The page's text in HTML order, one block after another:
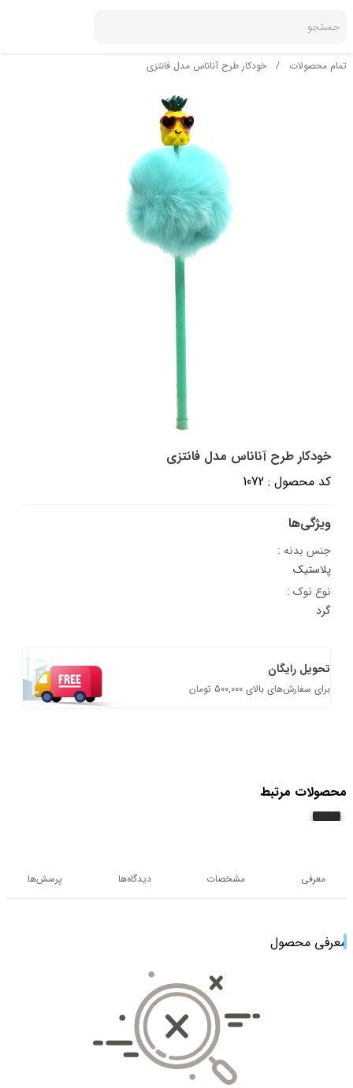
جستجو
تمام محصولات / خودکار طرح آناناس مدل فانتزی
خودکار طرح آناناس مدل فانتزی
کد محصول : 1072
ویژگی‌ها
جنس بدنه :
پلاستیک
نوع نوک :
گرد
تحویل رایگان
برای سفارش‌های بالای 500,000 تومان
محصولات مرتبط
معرفی مشخصات دیدگاه‌ها پرسش‌ها
معرفی محصول